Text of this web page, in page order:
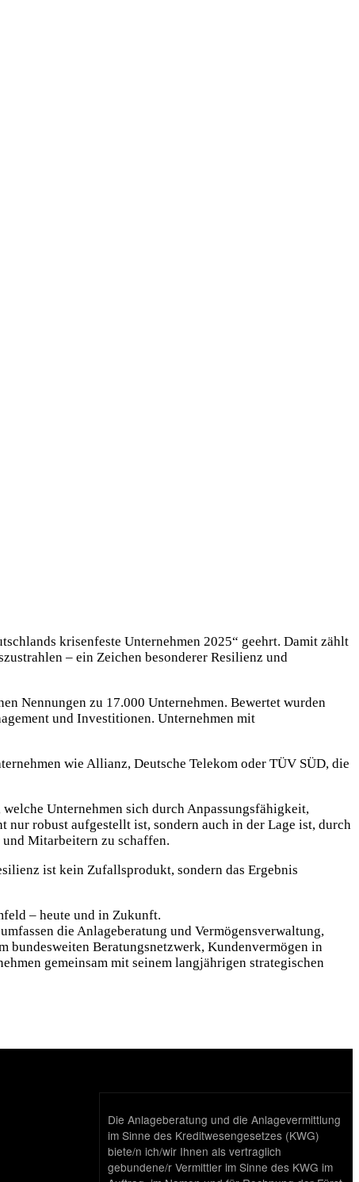
krisenfeste Unternehmen 2025“ geehrt. Damit zählt
– ein Zeichen besonderer Resilienz und
Nennungen zu 17.000 Unternehmen. Bewertet wurden
und Investitionen. Unternehmen mit
wie Allianz, Deutsche Telekom oder TÜV SÜD, die
Unter­nehmen sich durch Anpassungsfähigkeit,
robust aufgestellt ist, sondern auch in der Lage ist, durch
Mitarbeitern zu schaffen.
ist kein Zufalls­produkt, sondern das Ergebnis
– heute und in Zukunft.
die Anlageberatung und Vermögensverwaltung,
bundesweiten Beratungsnetzwerk, Kundenvermögen in
gemeinsam mit seinem langjährigen strategischen
Die Anlageberatung und die Anlagevermittlung
im Sinne des Kreditwesengesetzes (KWG)
biete/n ich/wir Ihnen als vertraglich
gebundene/r Vermittler im Sinne des KWG im